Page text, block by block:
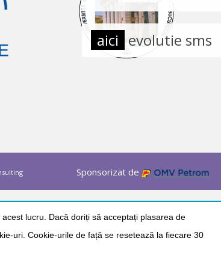
aici evolutie sms
Sponsorizat de
lucru. Dacă doriți să acceptați plasarea de
uri. Cookie-urile de față se resetează la fiecare 30